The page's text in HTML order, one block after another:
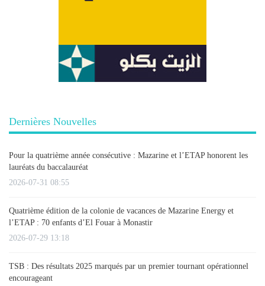
Dernières Nouvelles
Pour la quatrième année consécutive : Mazarine et l’ETAP honorent les
lauréats du baccalauréat
2026-07-31 08:55
Quatrième édition de la colonie de vacances de Mazarine Energy et
l’ETAP : 70 enfants d’El Fouar à Monastir
2026-07-29 13:18
TSB : Des résultats 2025 marqués par un premier tournant opérationnel
encourageant